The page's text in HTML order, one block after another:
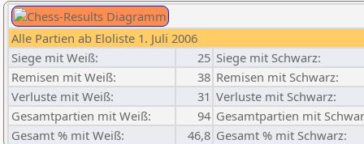
Alle Partien ab Eloliste 1. Juli 2006
Siege mit Weiß:
25 Siege mit Schwarz:
Remisen mit Weiß:
38 Remisen mit Schwarz:
Verluste mit Weiß:
31 Verluste mit Schwarz:
Gesamtpartien mit Weiß:
94 Gesamtpartien mit
Gesamt % mit Weiß:
46,8 Gesamt % mit Schwarz: